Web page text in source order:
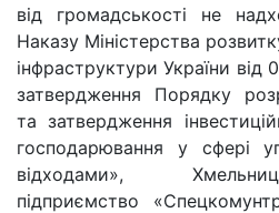
від громадськості не
Наказу Міністерства
інфраструктури України
затвердження Порядку
та затвердження
господарювання у сфері
відходами»,
підприємство